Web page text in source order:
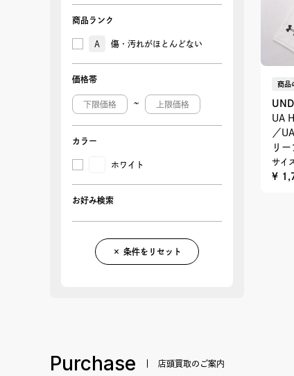
商品ランク
A 傷・汚れがほとんどない
価格帯
~
カラー
ホワイト
お好み検索
× 条件をリセット
商品
UA
／
リー
サイ
¥
Purchase 店頭買取のご案内